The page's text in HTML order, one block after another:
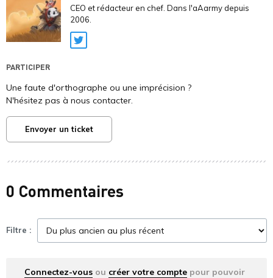
CEO et rédacteur en chef. Dans l'aAarmy depuis
2006.
Twitter
PARTICIPER
Une faute d'orthographe ou une imprécision ?
N'hésitez pas à nous contacter.
Envoyer un ticket
0 Commentaires
Filtre :
Connectez-vous ou créer votre compte pour pouvoir